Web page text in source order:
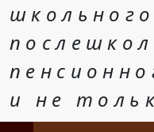
и не